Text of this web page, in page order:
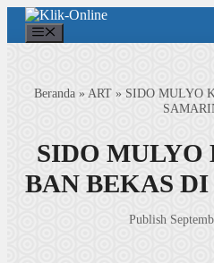
Langsung
isi
Beranda»ART» SIDO MULYO
SIDO
BAN BEKAS
Publish